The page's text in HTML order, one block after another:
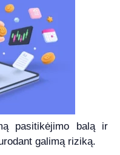
pasitikėjimo balą ir
galimą riziką.